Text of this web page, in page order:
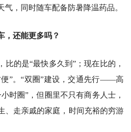
，同时随车配备防暑降温药品。
，还能更多吗？
比的是“最快多久到”；现在比的，
便”。“双圈”建设，交通先行——高
时圈”，但圈里不只有商务人士，
、走亲戚的家庭，时间充裕的穷游